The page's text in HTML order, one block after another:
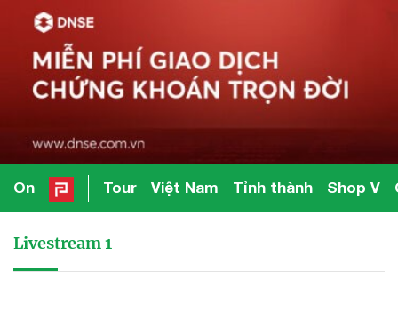
On Tour Việt Nam Tỉnh thành Shop V
Livestream 1